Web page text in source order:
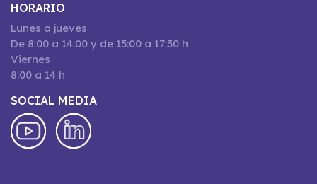
HORARIO
Lunes a jueves
De 8:00 a 14:00 y de 15:00 a 17:30 h
Viernes
8:00 a 14 h
SOCIAL MEDIA